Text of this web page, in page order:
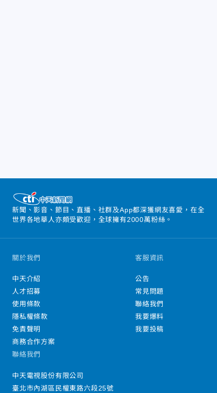
新聞、影音、節目、直播、社群及App都深獲網友喜愛，在全
世界各地華人亦頗受歡迎，全球擁有2000萬粉絲。
關於我們
中天介紹
人才招募
使用條款
隱私權條款
免責聲明
商務合作方案
客服資訊
公告
常見問題
聯絡我們
我要爆料
我要投稿
聯絡我們
中天電視股份有限公司
臺北市內湖區民權東路六段25號